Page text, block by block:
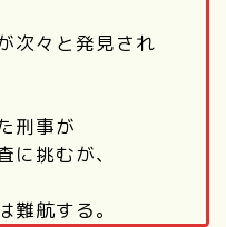
次々と発見され
刑事が
に挑むが、
難航する。